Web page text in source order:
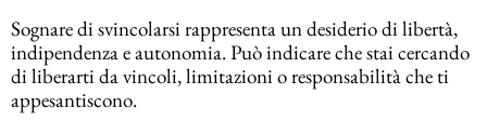
Sognare di svincolarsi rappresenta un desiderio di libertà,
indipendenza e autonomia. Può indicare che stai cercando
di liberarti da vincoli, limitazioni o responsabilità che ti
appesantiscono.